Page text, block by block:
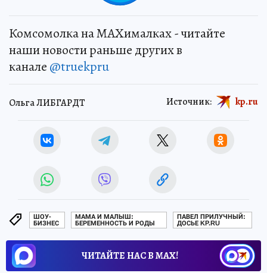
Комсомолка на MAXималках - читайте
наши новости раньше других в
канале @truekpru
Ольга ЛИБГАРДТ Источник: kp.ru
ШОУ-
БИЗНЕС
МАМА И МАЛЫШ:
БЕРЕМЕННОСТЬ И РОДЫ
ПАВЕЛ ПРИЛУЧНЫЙ:
ДОСЬЕ KP.RU
ЧИТАЙТЕ НАС В МАХ!